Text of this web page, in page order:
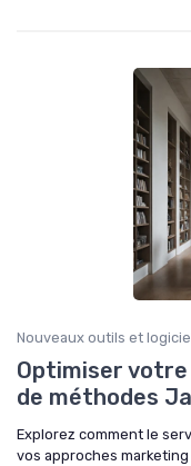
Nouveaux outils et
Optimiser
de méthodes
Explorez comment le
vos approches